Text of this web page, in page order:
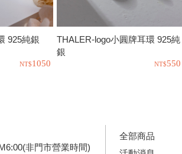
925純銀
1050
THALER-logo小圓牌耳環 925純
銀
550
非門市營業時間)
全部商品